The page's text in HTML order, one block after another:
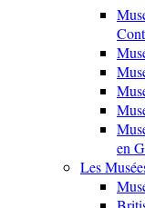
en
Les